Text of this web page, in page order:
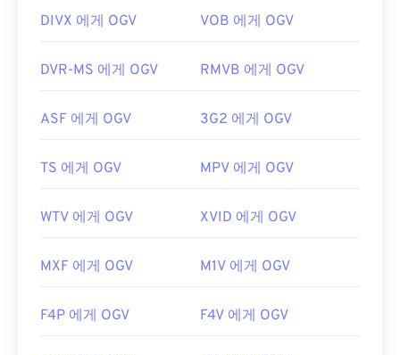
https://en.wikipedia.org/wiki/.m2ts
개발자:
Xiph.Org Foundation
유용한 링크:
https://www.xiph.org/
DIVX 에게 OGV VOB 에게 OGV
DVR-MS 에게 OGV RMVB 에게 OGV
ASF 에게 OGV 3G2 에게 OGV
TS 에게 OGV MPV 에게 OGV
WTV 에게 OGV XVID 에게 OGV
MXF 에게 OGV M1V 에게 OGV
F4P 에게 OGV F4V 에게 OGV